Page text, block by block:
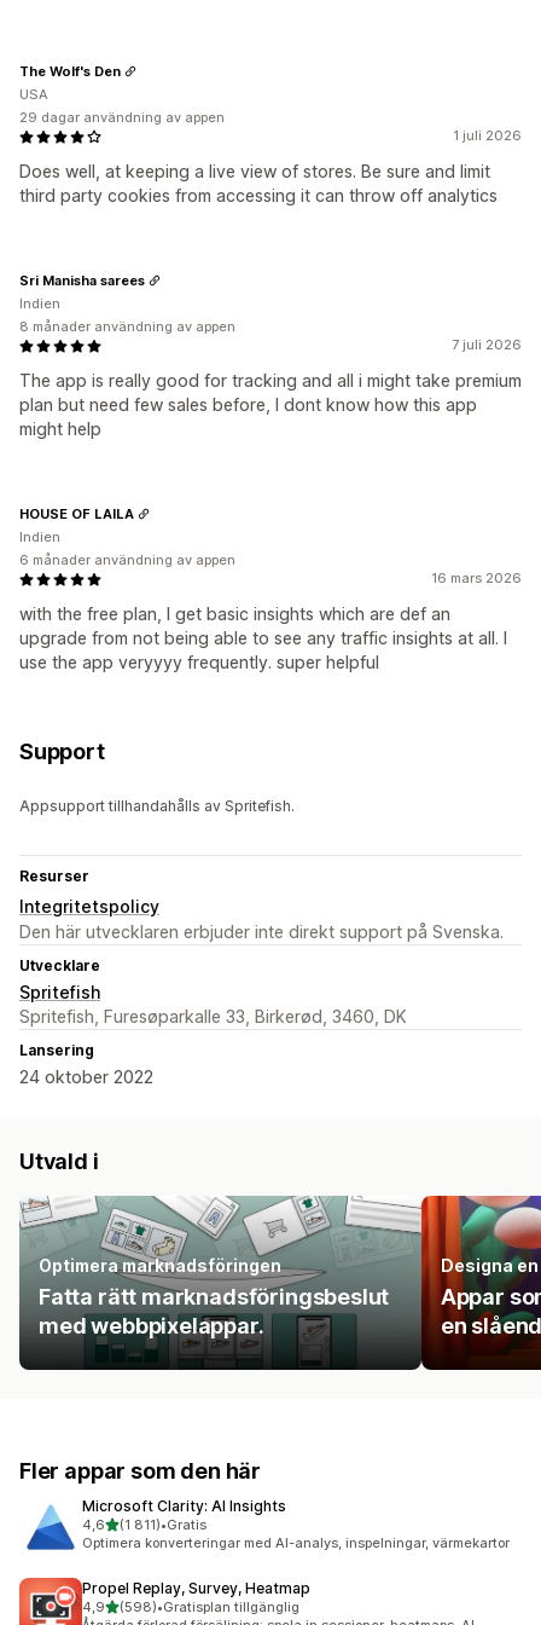
1 juli 2026
Does well, at keeping a live view of stores. Be sure and limit
third party cookies from accessing it can throw off analytics
The Wolf's Den
USA
29 dagar användning av appen
7 juli 2026
The app is really good for tracking and all i might take premium
plan but need few sales before, I dont know how this app
might help
Sri Manisha sarees
Indien
8 månader användning av appen
16 mars 2026
with the free plan, I get basic insights which are def an
upgrade from not being able to see any traffic insights at all. I
use the app veryyyy frequently. super helpful
HOUSE OF LAILA
Indien
6 månader användning av appen
Support
Appsupport tillhandahålls av Spritefish.
Resurser
Integritetspolicy
Den här utvecklaren erbjuder inte direkt support på Svenska.
Utvecklare
Spritefish
Spritefish, Furesøparkalle 33, Birkerød, 3460, DK
Lansering
24 oktober 2022
Utvald i
Optimera marknadsföringen
Fatta rätt marknadsföringsbeslut
med webbpixelappar.
Designa
Appar
en
Fler appar som den här
Microsoft Clarity: AI Insights
4,6av 5 stjärnor
(1 811)
1811 recensioner totalt
•Gratis
Optimera konverteringar med AI-analys, inspelningar, värmekartor
Propel Replay, Survey, Heatmap
4,9av 5 stjärnor
(598)
598 recensioner totalt
•Gratisplan tillgänglig